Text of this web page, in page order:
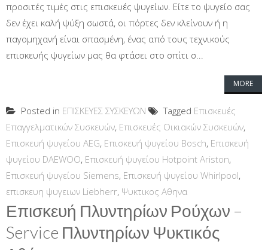
προσιτές τιμές στις επισκευές ψυγείων. Είτε το ψυγείο σας
δεν έχει καλή ψύξη σωστά, οι πόρτες δεν κλείνουν ή η
παγομηχανή είναι σπασμένη, ένας από τους τεχνικούς
επισκευής ψυγείων μας θα φτάσει στο σπίτι σ...
MORE
Posted in ΕΠΙΣΚΕΥΕΣ ΣΥΣΚΕΥΩΝ Tagged Επισκευές
Επαγγελματικών Συσκευών, Επισκευές Οικιακών Συσκευών,
Επισκευή ψυγείου AEG, Επισκευή ψυγείου Bosch, Επισκευή
ψυγείου DAEWOO, Επισκευή ψυγείου Hotpoint Ariston,
Επισκευή ψυγείου Siemens, Επισκευή ψυγείου Whirlpool,
επισκευη ψυγειων Liebherr, Ψυκτικος Αθηνα
Επισκευή Πλυντηρίων Ρούχων –
Service Πλυντηρίων Ψυκτικός